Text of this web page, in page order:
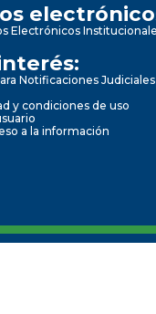
Electrónicos
Notificaciones Judiciales
y condiciones de uso
a la información